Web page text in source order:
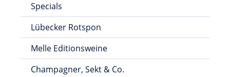
Specials
Lübecker Rotspon
Melle Editionsweine
Champagner, Sekt & Co.